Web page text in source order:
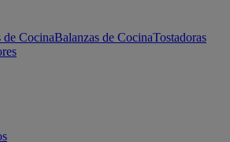
de CocinaBalanzas de CocinaTostadoras